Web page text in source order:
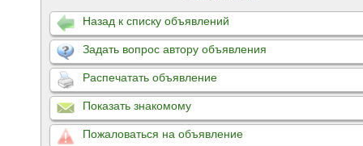
Назад к списку объявлений
Задать вопрос автору объявления
Распечатать объявление
Показать знакомому
Пожаловаться на объявление